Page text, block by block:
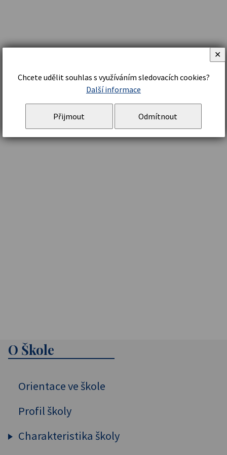
O Škole
Orientace ve škole
Profil školy
Charakteristika školy
Chcete udělit souhlas s využíváním sledovacích cookies?
Další informace
Přijmout Odmítnout
✕